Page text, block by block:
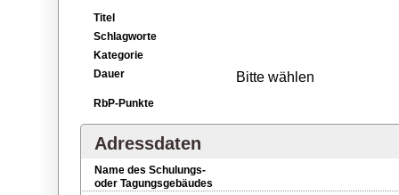
Titel
Schlagworte
Kategorie
Dauer
Bitte wählen
RbP-Punkte
Adressdaten
Name des Schulungs-
oder Tagungsgebäudes